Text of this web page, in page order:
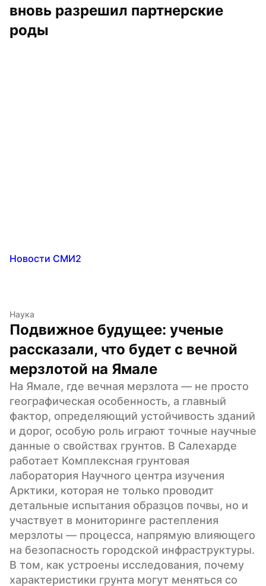
вновь разрешил партнерские
роды
Новости СМИ2
Наука
Подвижное будущее: ученые
рассказали, что будет с вечной
мерзлотой на Ямале
На Ямале, где вечная мерзлота — не просто
географическая особенность, а главный
фактор, определяющий устойчивость зданий
и дорог, особую роль играют точные научные
данные о свойствах грунтов. В Салехарде
работает Комплексная грунтовая
лаборатория Научного центра изучения
Арктики, которая не только проводит
детальные испытания образцов почвы, но и
участвует в мониторинге растепления
мерзлоты — процесса, напрямую влияющего
на безопасность городской инфраструктуры.
В том, как устроены исследования, почему
характеристики грунта могут меняться со